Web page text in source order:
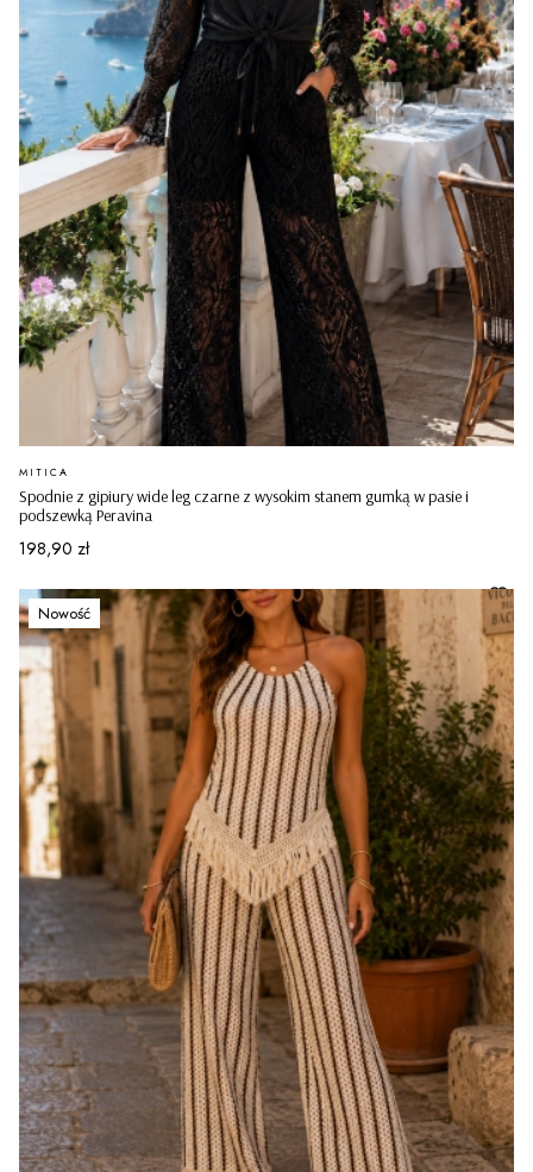
Spodnie z gipiury wide leg czarne z wysokim stanem gumką w pasie i
podszewką Peravina
PRODUCENT
MITICA
Cena
198,90 zł
Nowość